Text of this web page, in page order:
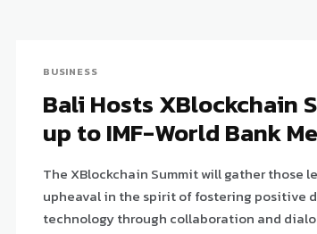
BUSINESS
Bali Hosts XBlockchain
up to IMF-World Bank
The XBlockchain Summit will gather those
upheaval in the spirit of fostering positive
technology through collaboration and